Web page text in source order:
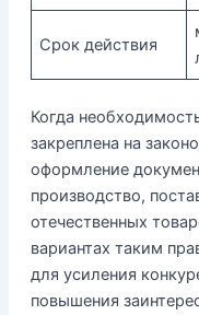
Срок действия
Когда
закреплена на
оформление
производство,
отечественных
вариантах таким
для усиления
повышения